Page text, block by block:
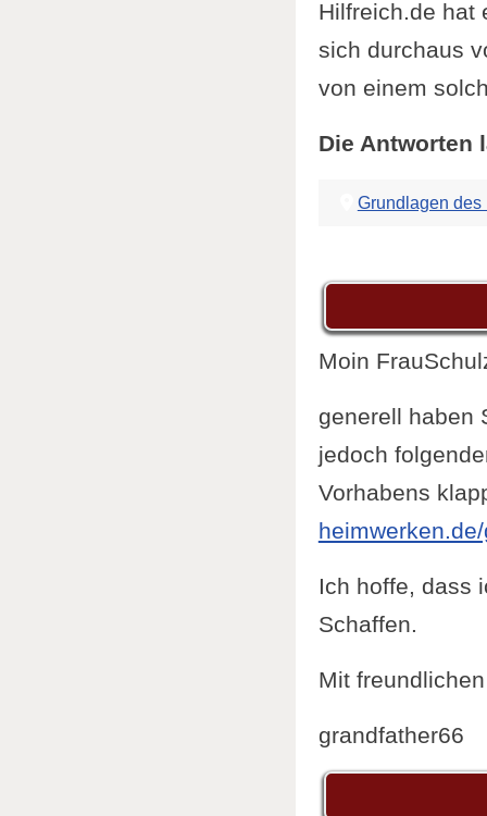
Hilfreich.de hat
sich durchaus
von einem
Die Antworten
Grundlagen
Moin
generell haben
jedoch
Vorhabens
Ich hoffe, dass
Schaffen.
Mit
grandfather66